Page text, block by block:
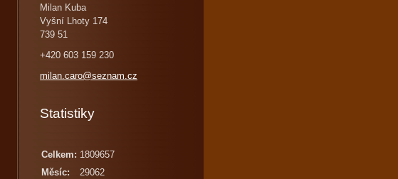
Milan Kuba
Vyšní Lhoty 174
739 51
+420 603 159 230
milan.caro@seznam.cz
Statistiky
Celkem: 1809657
Měsíc:
29062